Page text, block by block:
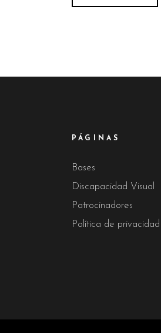
PÁGINAS
Bases
Discapacidad Visual
Patrocinadores
Política de privacidad